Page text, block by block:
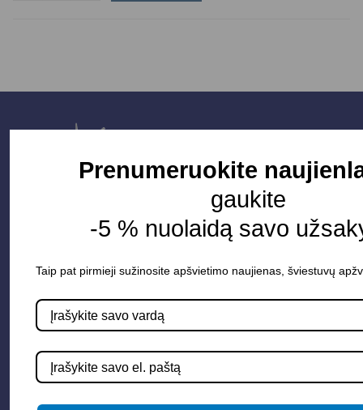
Apšvietimo sistemos
Elektros instaliacija
Lauko šviestuvai
Prenumeruokite
gaukite
-5 % nuolaidą savo
Taip pat pirmieji sužinosite apšvietimo naujienas, šviestuvų